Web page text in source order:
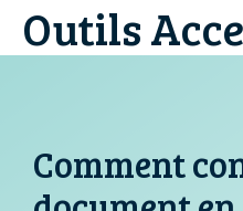
AllerOutils
Comment